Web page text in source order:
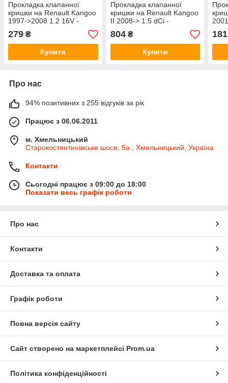
Прокладка клапанної
кришки на Renault Kangoo
1997->2008 1.2 16V -
279 ₴
Купити
Прокладка клапанної
кришки на Renault Kangoo
II 2008-> 1.5 dCi -
ElringKlinger - EL310220
804₴
Купити
181
Про нас
94% позитивних з 255 відгуків за рік
Працює з 06.06.2011
м. Хмельницький
Старокостянтинівське шосе, 5а , Хмельницький, Україна
Контакти
Сьогодні працює з 09:00 до 18:00
Показати весь графік роботи
Про нас
Контакти
Доставка та оплата
Графік роботи
Повна версія сайту
Сайт створено на маркетплейсі Prom.ua
Політика конфіденційності